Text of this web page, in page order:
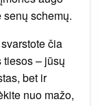
schemų.
čia
– jūsų
bet ir
nuo mažo,